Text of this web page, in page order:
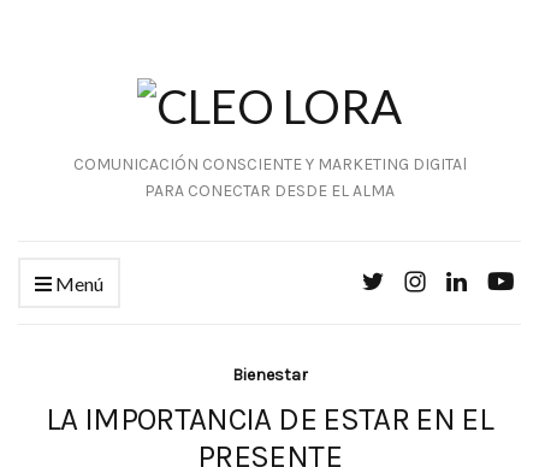
COMUNICACIÓN CONSCIENTE Y MARKETING DIGITAl
PARA CONECTAR DESDE EL ALMA
Menú
Bienestar
LA IMPORTANCIA DE ESTAR EN EL
PRESENTE